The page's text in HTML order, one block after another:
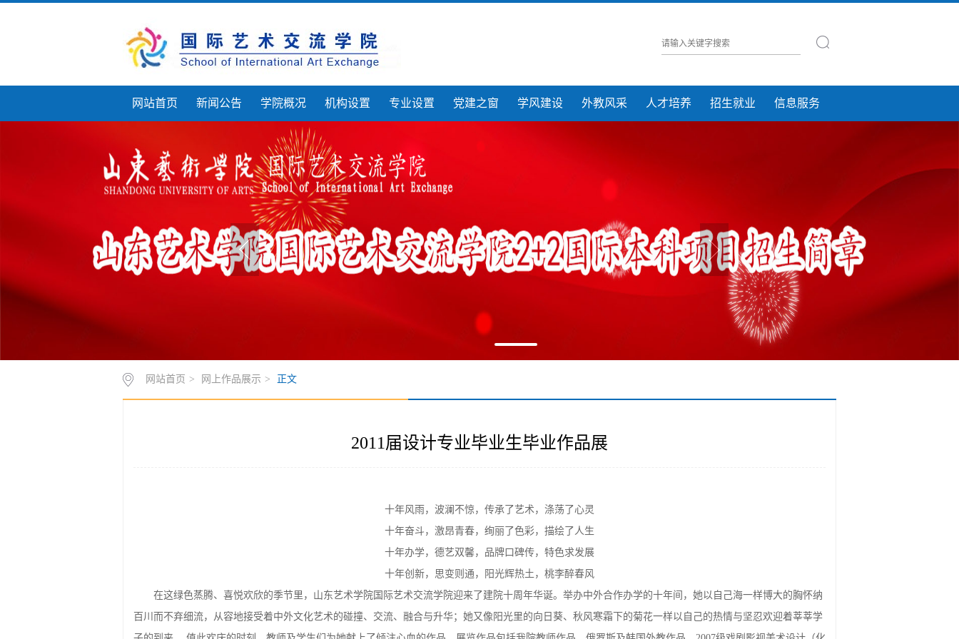
网站首页 新闻公告 学院概况 机构设置 专业设置 党建之窗 学风建设 外教风采 人才培养 招生就业 信息服务
网站首页 > 网上作品展示 > 正文
2011届设计专业毕业生毕业作品展
十年风雨，波澜不惊，传承了艺术，涤荡了心灵
十年奋斗，激昂青春，绚丽了色彩，描绘了人生
十年办学，德艺双馨，品牌口碑传，特色求发展
十年创新，思变则通，阳光辉热土，桃李醉春风
在这绿色蒸腾、喜悦欢欣的季节里，山东艺术学院国际艺术交流学院迎来了建院十周年华诞。举办中外合作办学的十年间，她以自己海一样博大的胸怀纳
百川而不弃细流，从容地接受着中外文化艺术的碰撞、交流、融合与升华；她又像阳光里的向日葵、秋风寒霜下的菊花一样以自己的热情与坚忍欢迎着莘莘学